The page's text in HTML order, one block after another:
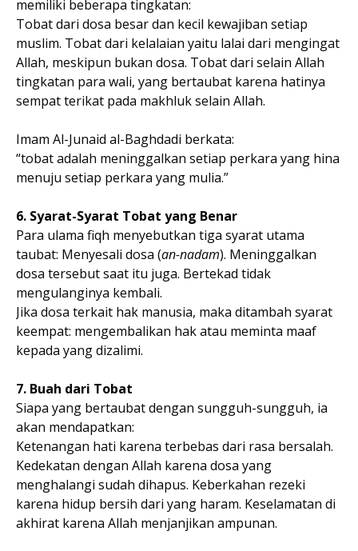
memiliki beberapa tingkatan:
Tobat dari dosa besar dan kecil kewajiban setiap
muslim. Tobat dari kelalaian yaitu lalai dari mengingat
Allah, meskipun bukan dosa. Tobat dari selain Allah
tingkatan para wali, yang bertaubat karena hatinya
sempat terikat pada makhluk selain Allah.
Imam Al-Junaid al-Baghdadi berkata:
“tobat adalah meninggalkan setiap perkara yang hina
menuju setiap perkara yang mulia.”
6. Syarat-Syarat Tobat yang Benar
Para ulama fiqh menyebutkan tiga syarat utama
taubat: Menyesali dosa (an-nadam). Meninggalkan
dosa tersebut saat itu juga. Bertekad tidak
mengulanginya kembali.
Jika dosa terkait hak manusia, maka ditambah syarat
keempat: mengembalikan hak atau meminta maaf
kepada yang dizalimi.
7. Buah dari Tobat
Siapa yang bertaubat dengan sungguh-sungguh, ia
akan mendapatkan:
Ketenangan hati karena terbebas dari rasa bersalah.
Kedekatan dengan Allah karena dosa yang
menghalangi sudah dihapus. Keberkahan rezeki
karena hidup bersih dari yang haram. Keselamatan di
akhirat karena Allah menjanjikan ampunan.